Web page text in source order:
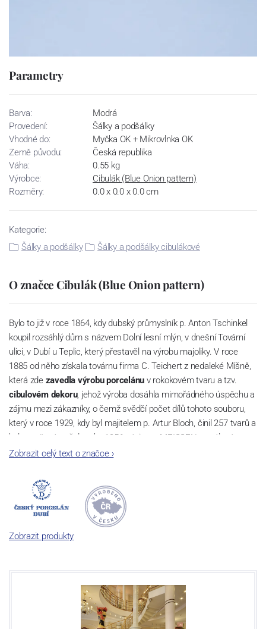
Parametry
Barva:
Modrá
Provedení:
Šálky a podšálky
Vhodné do:
Myčka OK + Mikrovlnka OK
Země původu:
Česká republika
Váha:
0.55 kg
Výrobce:
Cibulák (Blue Onion pattern)
Rozměry:
0.0 x 0.0 x 0.0 cm
Kategorie:
Šálky a podšálky
Šálky a podšálky cibulákové
O značce Cibulák (Blue Onion pattern)
Bylo to již v roce 1864, kdy dubský průmyslník p. Anton Tschinkel
koupil rozsáhlý dům s názvem Dolní lesní mlýn, v dnešní Tovární
ulici, v Dubí u Teplic, který přestavěl na výrobu majoliky. V roce
1885 od něho získala továrnu firma C. Teichert z nedaleké Míšně,
která zde zavedla výrobu porcelánu v rokokovém tvaru a tzv.
cibulovém dekoru, jehož výroba dosáhla mimořádného úspěchu a
zájmu mezi zákazníky, o čemž svědčí počet dílů tohoto souboru,
který v roce 1929, kdy byl majitelem p. Artur Bloch, činil 257 tvarů a
byl označován až do roku 1956 nápisem MEISSEN v oválovém
rámečku.
počet jeho dílů v cibulovém provedení je 850 tvarů. Tyto výrobky
jsou garantovány Asociací sklářského a keramického průmyslu
České republiky jako „Český výrobek
Zobrazit celý text o značce›
Zobrazit produkty